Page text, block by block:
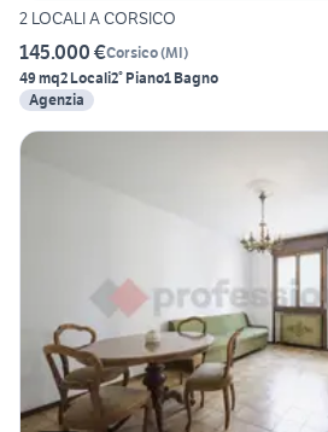
2 LOCALI A CORSICO
145.000 €Corsico(MI)
49 mq2 Locali2° Piano1 Bagno
Agenzia